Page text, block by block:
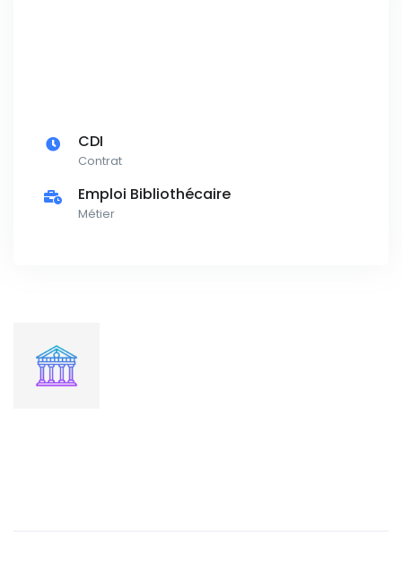
CDI
Contrat
Emploi Bibliothécaire
Métier